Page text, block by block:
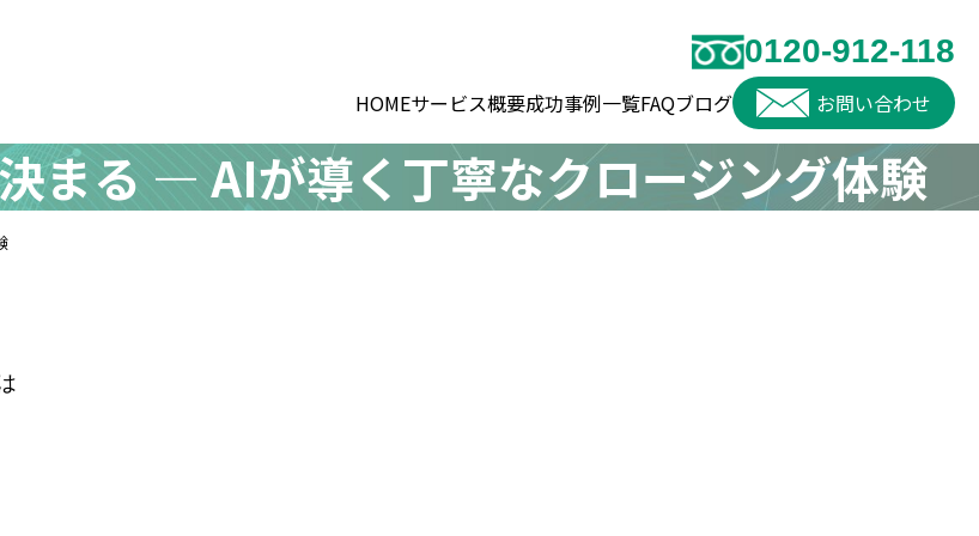
0120-912-118
HOMEサービス概要成功事例一覧FAQブログ お問い合わせ
まる ― AIが導く丁寧なクロージング体験